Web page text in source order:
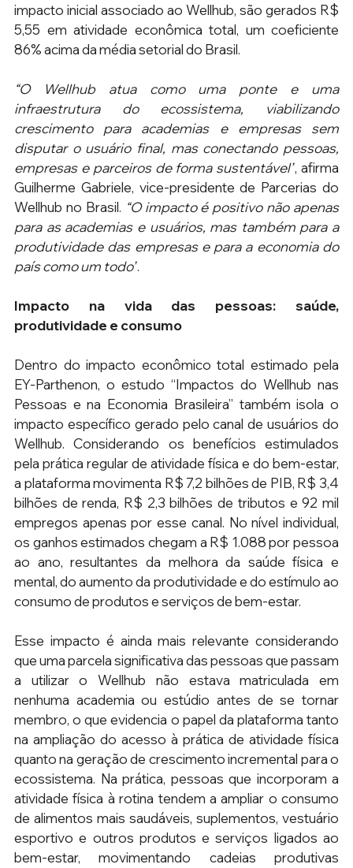
impacto inicial associado ao Wellhub, são gerados R$
5,55 em atividade econômica total, um coeficiente
86% acima da média setorial do Brasil.
“O Wellhub atua como uma ponte e uma
infraestrutura do ecossistema, viabilizando
crescimento para academias e empresas sem
disputar o usuário final, mas conectando pessoas,
empresas e parceiros de forma sustentável”, afirma
Guilherme Gabriele, vice-presidente de Parcerias do
Wellhub no Brasil. “O impacto é positivo não apenas
para as academias e usuários, mas também para a
produtividade das empresas e para a economia do
país como um todo”.
Impacto na vida das pessoas: saúde,
produtividade e consumo
Dentro do impacto econômico total estimado pela
EY-Parthenon, o estudo “Impactos do Wellhub nas
Pessoas e na Economia Brasileira” também isola o
impacto específico gerado pelo canal de usuários do
Wellhub. Considerando os benefícios estimulados
pela prática regular de atividade física e do bem-estar,
a plataforma movimenta R$ 7,2 bilhões de PIB, R$ 3,4
bilhões de renda, R$ 2,3 bilhões de tributos e 92 mil
empregos apenas por esse canal. No nível individual,
os ganhos estimados chegam a R$ 1.088 por pessoa
ao ano, resultantes da melhora da saúde física e
mental, do aumento da produtividade e do estímulo ao
consumo de produtos e serviços de bem-estar.
Esse impacto é ainda mais relevante considerando
que uma parcela significativa das pessoas que passam
a utilizar o Wellhub não estava matriculada em
nenhuma academia ou estúdio antes de se tornar
membro, o que evidencia o papel da plataforma tanto
na ampliação do acesso à prática de atividade física
quanto na geração de crescimento incremental para o
ecossistema. Na prática, pessoas que incorporam a
atividade física à rotina tendem a ampliar o consumo
de alimentos mais saudáveis, suplementos, vestuário
esportivo e outros produtos e serviços ligados ao
bem-estar, movimentando cadeias produtivas